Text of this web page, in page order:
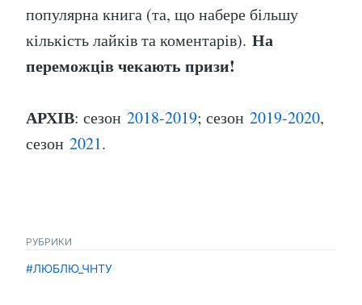
популярна книга (та, що набере більшу
кількість лайків та коментарів). На
переможців чекають призи!
АРХІВ: сезон 2018-2019; сезон 2019-2020,
сезон 2021.
РУБРИКИ
#ЛЮБЛЮ_ЧНТУ